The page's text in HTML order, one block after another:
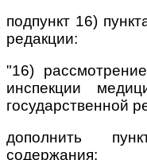
подпункт 16)
редакции:
"16)
инспекции
государственной
дополнить
содержания: